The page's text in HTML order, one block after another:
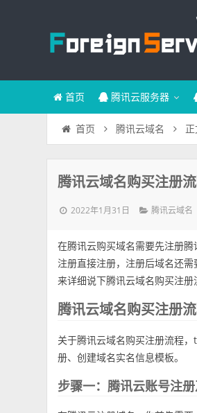
首页 腾讯云服务器
首页 腾讯云域名
腾讯云域名购买注册流
2022年1月31日 腾讯云域名
在腾讯云购买域名需要先注册
注册直接注册，注册后域名还
来详细说下腾讯云域名购买注册
腾讯云域名购买注册
关于腾讯云域名购买注册流程
册、创建域名实名信息模板。
步骤一：腾讯云账号注